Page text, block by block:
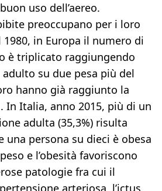
uso dell’aereo.
preoccupano per i loro
in Europa il numero di
è triplicato raggiungendo
su due pesa più del
hanno già raggiunto la
In Italia, anno 2015, più di un
adulta (35,3%) risulta
una persona su dieci è obesa
peso e l’obesità favoriscono
patologie fra cui il
arteriosa, l’ictus